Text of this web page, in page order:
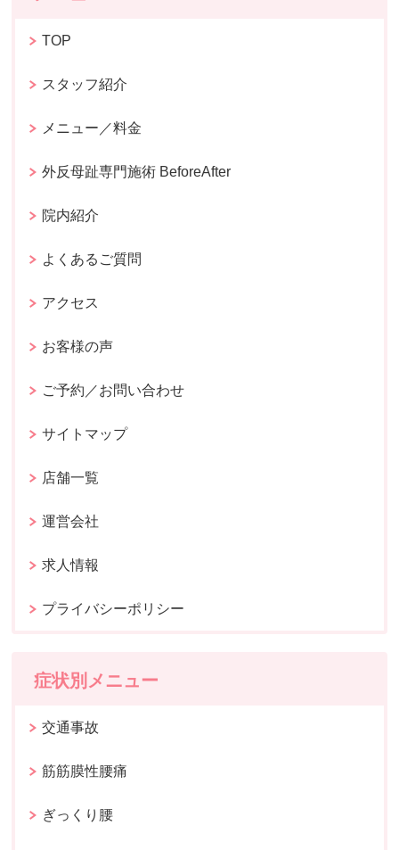
TOP
スタッフ紹介
メニュー／料金
外反母趾専門施術 BeforeAfter
院内紹介
よくあるご質問
アクセス
お客様の声
ご予約／お問い合わせ
サイトマップ
店舗一覧
運営会社
求人情報
プライバシーポリシー
症状別メニュー
交通事故
筋筋膜性腰痛
ぎっくり腰